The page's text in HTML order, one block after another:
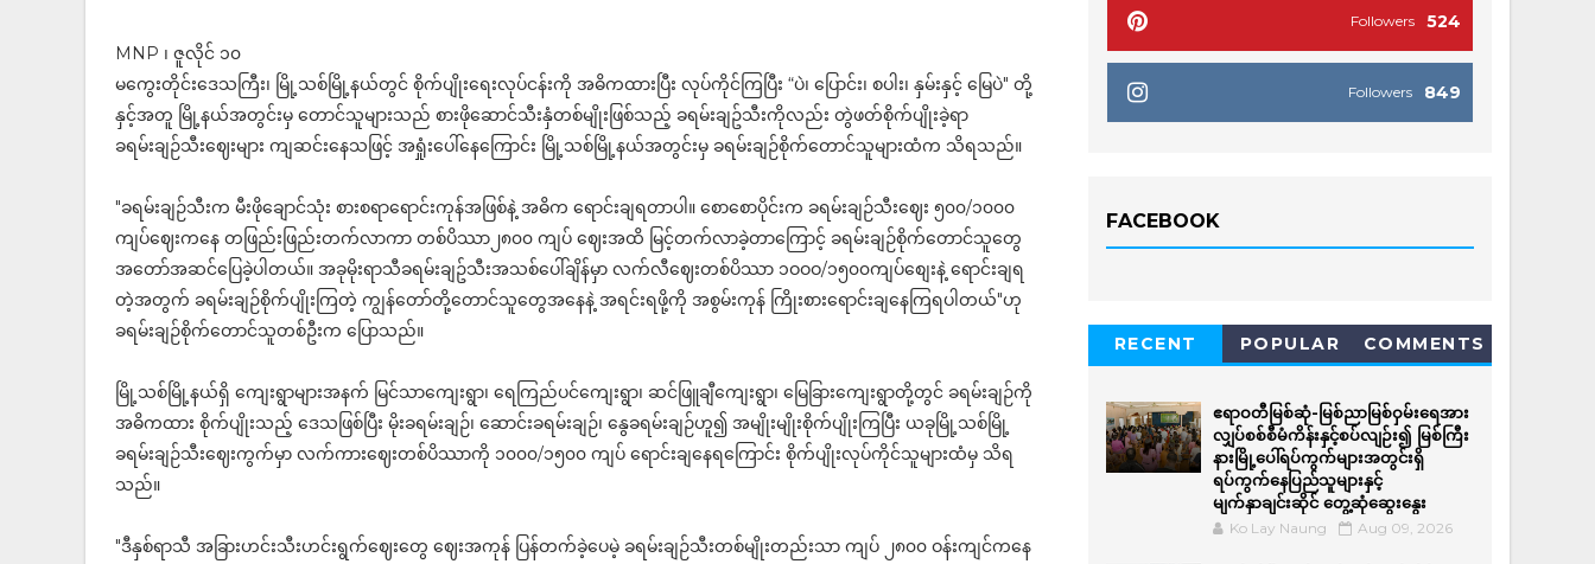
MNP ၊ ဇူလိုင် ၁၀
မကွေးတိုင်းဒေသကြီး၊ မြို့သစ်မြို့နယ်တွင် စိုက်ပျိုးရေးလုပ်ငန်းကို အဓိကထားပြီး လုပ်ကိုင်ကြပြီး “ပဲ၊ ပြောင်း၊ စပါး၊ နှမ်းနှင့် မြေပဲ" တို့
နှင့်အတူ မြို့နယ်အတွင်းမှ တောင်သူများသည် စားဖိုဆောင်သီးနှံတစ်မျိုးဖြစ်သည့် ခရမ်းချဥ်သီးကိုလည်း တွဲဖတ်စိုက်ပျိုးခဲ့ရာ
ခရမ်းချဉ်သီးဈေးများ ကျဆင်းနေသဖြင့် အရှုံးပေါ်နေကြောင်း မြို့သစ်မြို့နယ်အတွင်းမှ ခရမ်းချဉ်စိုက်တောင်သူများထံက သိရသည်။
"ခရမ်းချဉ်သီးက မီးဖိုချောင်သုံး စားစရာရောင်းကုန်အဖြစ်နဲ့ အဓိက ရောင်းချရတာပါ။ စောစောပိုင်းက ခရမ်းချဉ်သီးဈေး ၅၀၀/၁၀၀၀
ကျပ်ဈေးကနေ တဖြည်းဖြည်းတက်လာကာ တစ်ပိဿာ၂၈၀၀ ကျပ် ဈေးအထိ မြင့်တက်လာခဲ့တာကြောင့် ခရမ်းချဉ်စိုက်တောင်သူတွေ
အတော်အဆင်ပြေခဲ့ပါတယ်။ အခုမိုးရာသီခရမ်းချဥ်သီးအသစ်ပေါ်ချိန်မှာ လက်လီဈေးတစ်ပိဿာ ၁ဝဝဝ/၁၅၀၀ကျပ်စျေးနဲ့ ရောင်းချရ
တဲ့အတွက် ခရမ်းချဉ်စိုက်ပျိုးကြတဲ့ ကျွန်တော်တို့တောင်သူတွေအနေနဲ့ အရင်းရဖို့ကို အစွမ်းကုန် ကြိုးစားရောင်းချနေကြရပါတယ်"ဟု
ခရမ်းချဉ်စိုက်တောင်သူတစ်ဦးက ပြောသည်။
မြို့သစ်မြို့နယ်ရှိ ကျေးရွာများအနက် မြင်သာကျေးရွာ၊ ရေကြည်ပင်ကျေးရွာ၊ ဆင်ဖြူချီကျေးရွာ၊ မြေခြားကျေးရွာတို့တွင် ခရမ်းချဉ်ကို
အဓိကထား စိုက်ပျိုးသည့် ဒေသဖြစ်ပြီး မိုးခရမ်းချဉ်၊ ဆောင်းခရမ်းချဉ်၊ နွေခရမ်းချဉ်ဟူ၍ အမျိုးမျိုးစိုက်ပျိုးကြပြီး ယခုမြို့သစ်မြို့
ခရမ်းချဉ်သီးဈေးကွက်မှာ လက်ကားဈေးတစ်ပိဿာကို ၁၀၀၀/၁၅၀၀ ကျပ် ရောင်းချနေရကြောင်း စိုက်ပျိုးလုပ်ကိုင်သူများထံမှ သိရ
သည်။
"ဒီနှစ်ရာသီ အခြားဟင်းသီးဟင်းရွက်ဈေးတွေ ဈေးအကုန် ပြန်တက်ခဲ့ပေမဲ့ ခရမ်းချဉ်သီးတစ်မျိုးတည်းသာ ကျပ် ၂၈၀၀ ဝန်းကျင်ကနေ
524
Followers
849
Followers
FACEBOOK
RECENT POPULAR COMMENTS
ဧရာဝတီမြစ်ဆုံ-မြစ်ညာမြစ်ဝှမ်းရေအား
လျှပ်စစ်စီမံကိန်းနှင့်စပ်လျဉ်း၍ မြစ်ကြီး
နားမြို့ပေါ်ရပ်ကွက်များအတွင်းရှိ
ရပ်ကွက်နေပြည်သူများနှင့်
မျက်နှာချင်းဆိုင် တွေ့ဆုံဆွေးနွေး
Ko Lay Naung Aug 09, 2026